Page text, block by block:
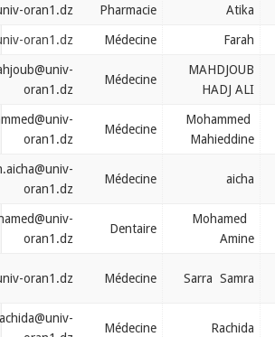
Pharmacie
bendjamaa.atika@univ-oran1.dz
Médecine
bendjelid.farah@univ-oran1.dz
benfodda.mahjoub@univ-
benghani.mohammed@univ-
oran1.dz
Médecine
bengueddach.aicha@univ-
benhamed.mohamed@univ-
Médecine
benharrat.sara@univ-oran1.dz
Médecine
benhassaine.rachida@univ-